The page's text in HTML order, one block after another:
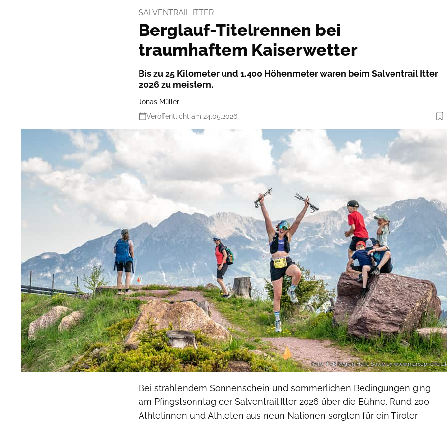
SALVENTRAIL ITTER
Berglauf-Titelrennen bei
traumhaftem Kaiserwetter
Bis zu 25 Kilometer und 1.400 Höhenmeter waren beim Salventrail Itter
2026 zu meistern.
Jonas Müller
Veröffentlicht am 24.05.2026
Foto: TVB Region Hohe Salve by www.marcopircher.at
Bei strahlendem Sonnenschein und sommerlichen Bedingungen ging
am Pfingstsonntag der Salventrail Itter 2026 über die Bühne. Rund 200
Athletinnen und Athleten aus neun Nationen sorgten für ein Tiroler